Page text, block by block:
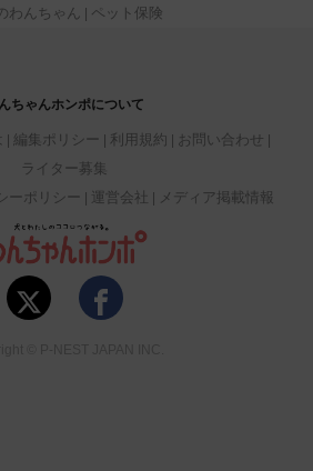
わんちゃん ペット保険
ちゃんホンポについて
編集ポリシー 利用規約
お問い合わせ
ライター募集
ーポリシー 運営会社 メディア掲載情報